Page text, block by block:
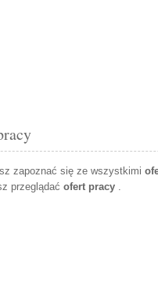
zapoznać się ze wszystkimi
przeglądać ofert pracy .